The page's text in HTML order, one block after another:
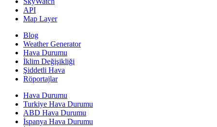
API
Map Layer
Blog
Weather Generator
Hava Durumu
İklim Değişikliği
Şiddetli Hava
Röportajlar
Hava Durumu
Turkiye Hava Durumu
ABD Hava Durumu
İspanya Hava Durumu